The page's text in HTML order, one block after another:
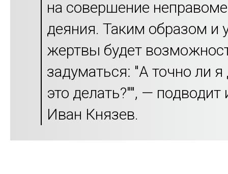
на совершение
деяния. Таким образом и
жертвы будет
задуматься: "А точно ли
это делать?"", — подводит
Иван Князев.